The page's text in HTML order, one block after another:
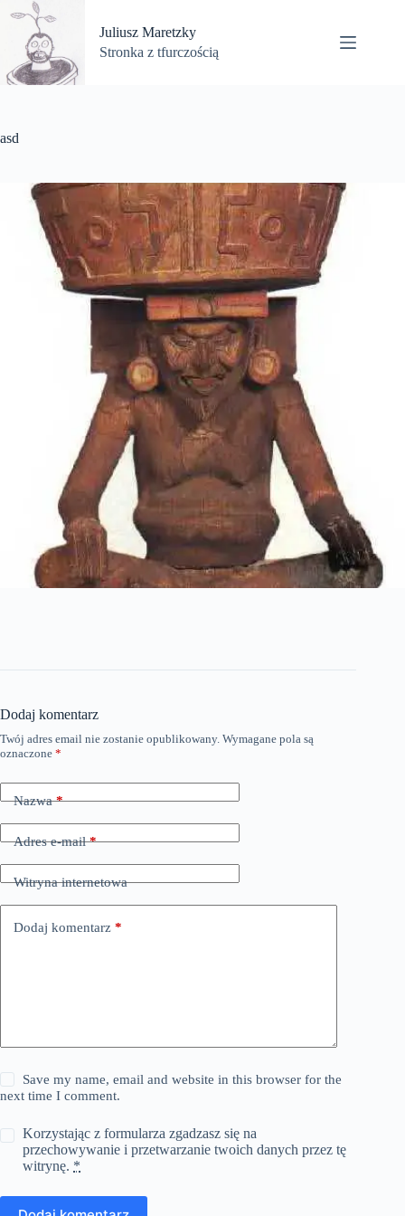
Przejdź
do
treści
Juliusz Maretzky
Stronka z tfurczością
asd
Dodaj komentarz
Twój adres email nie zostanie opublikowany. Wymagane pola są
oznaczone *
Nazwa*
Adres e-mail*
Witryna internetowa
Dodaj komentarz *
Save my name, email and website in this browser for the
next time I comment.
Korzystając z formularza zgadzasz się na
przechowywanie i przetwarzanie twoich danych przez tę
witrynę. *